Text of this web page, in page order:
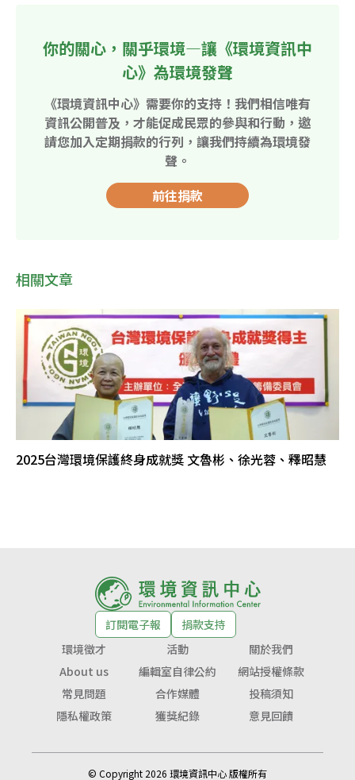
你的關心，關乎環境—讓《環境資訊中
心》為環境發聲
《環境資訊中心》需要你的支持！我們相信唯有
資訊公開普及，才能促成民眾的參與和行動，邀
請您加入定期捐款的行列，讓我們持續為環境發
聲。
前往捐款
相關文章
2025台灣環境保護終身成就獎 文魯彬、徐光蓉、釋昭慧
訂閱電子報
捐款支持
環境徵才
活動
關於我們
About us
編輯室自律公約
網站授權條款
常見問題
合作媒體
投稿須知
隱私權政策
獲獎紀錄 意見回饋
© Copyright 2026 環境資訊中心 版權所有